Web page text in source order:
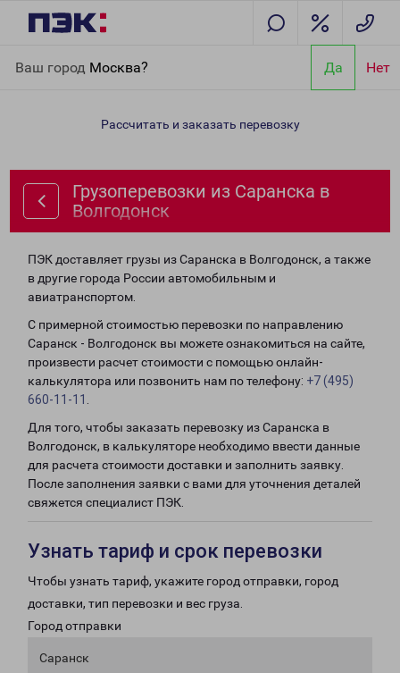
Ваш город Москва? Да Нет
Волгодонск
Рассчитать и заказать перевозку
Грузоперевозки из Саранска в
Волгодонск
ПЭК доставляет грузы из Саранска в Волгодонск, а также
в другие города России автомобильным и
авиатранспортом.
С примерной стоимостью перевозки по направлению
Саранск - Волгодонск вы можете ознакомиться на сайте,
произвести расчет стоимости с помощью онлайн-
калькулятора или позвонить нам по телефону: +7 (495)
660-11-11
Для того, чтобы заказать перевозку из Саранска в
Волгодонск, в калькуляторе необходимо ввести данные
для расчета стоимости доставки и заполнить заявку.
После заполнения заявки с вами для уточнения деталей
свяжется специалист ПЭК.
Узнать тариф и срок перевозки
Чтобы узнать тариф, укажите город отправки, город
доставки, тип перевозки и вес груза.
Город отправки
Саранск